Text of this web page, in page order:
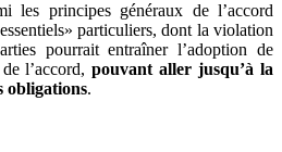
les principes généraux de l’accord
particuliers, dont la violation
pourrait entraîner l’adoption de
de l’accord,pouvant aller jusqu’à la
obligations.